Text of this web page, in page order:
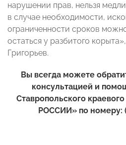
нарушении прав, нельзя
в случае необходимости,
ограниченности сроков
остаться у разбитого
Григорьев.
Вы всегда можете
консультацией и
Ставропольского
РОССИИ» по номеру: